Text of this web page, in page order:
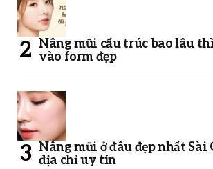
Nâng mũi cấu trúc bao lâu
vào form đẹp
Nâng mũi ở đâu đẹp nhất Sài
địa chỉ uy tín